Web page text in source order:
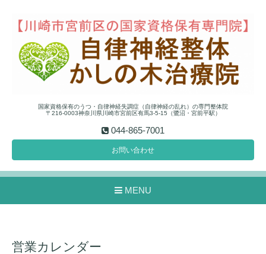
国家資格保有のうつ・自律神経失調症（自律神経の乱れ）の専門整体院
〒216-0003神奈川県川崎市宮前区有馬3-5-15（鷺沼・宮前平駅）
044-865-7001
お問い合わせ
MENU
営業カレンダー